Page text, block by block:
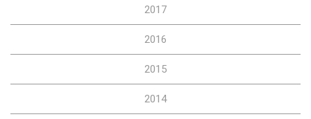
2017
2016
2015
2014